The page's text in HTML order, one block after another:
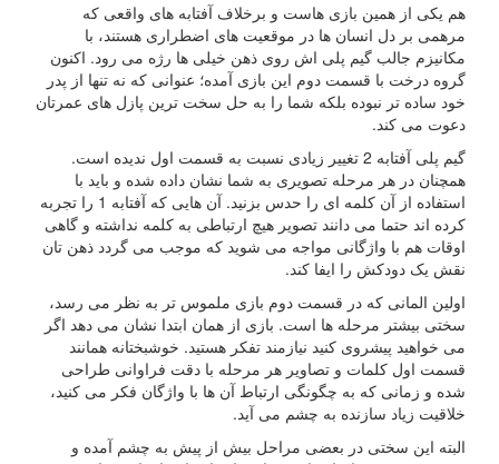
هم یکی از همین بازی هاست و برخلاف آفتابه های واقعی که
مرهمی بر دل انسان ها در موقعیت های اضطراری هستند، با
مکانیزم جالب گیم پلی اش روی ذهن خیلی ها رژه می رود. اکنون
گروه درخت با قسمت دوم این بازی آمده؛ عنوانی که نه تنها از پدر
خود ساده تر نبوده بلکه شما را به حل سخت ترین پازل های عمرتان
دعوت می کند.
گیم پلی آفتابه 2 تغییر زیادی نسبت به قسمت اول ندیده است.
همچنان در هر مرحله تصویری به شما نشان داده شده و باید با
استفاده از آن کلمه ای را حدس بزنید. آن هایی که آفتابه 1 را تجربه
کرده اند حتما می دانند تصویر هیچ ارتباطی به کلمه نداشته و گاهی
اوقات هم با واژگانی مواجه می شوید که موجب می گردد ذهن تان
نقش یک دودکش را ایفا کند.
اولین المانی که در قسمت دوم بازی ملموس تر به نظر می رسد،
سختی بیشتر مرحله ها است. بازی از همان ابتدا نشان می دهد اگر
می خواهید پیشروی کنید نیازمند تفکر هستید. خوشبختانه همانند
قسمت اول کلمات و تصاویر هر مرحله با دقت فراوانی طراحی
شده و زمانی که به چگونگی ارتباط آن ها با واژگان فکر می کنید،
خلاقیت زیاد سازنده به چشم می آید.
البته این سختی در بعضی مراحل بیش از پیش به چشم آمده و